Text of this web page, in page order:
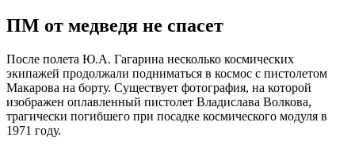
ПМ от медведя не спасет
После полета Ю.А. Гагарина несколько космических
экипажей продолжали подниматься в космос с пистолетом
Макарова на борту. Существует фотография, на которой
изображен оплавленный пистолет Владислава Волкова,
трагически погибшего при посадке космического модуля в
1971 году.